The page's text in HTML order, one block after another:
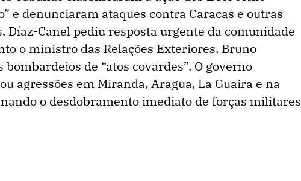
e denunciaram ataques contra Caracas e outras
Díaz-Canel pediu resposta urgente da comunidade
o ministro das Relações Exteriores, Bruno
bombardeios de “atos covardes”. O governo
agressões em Miranda, Aragua, La Guaira e na
o desdobramento imediato de forças militares